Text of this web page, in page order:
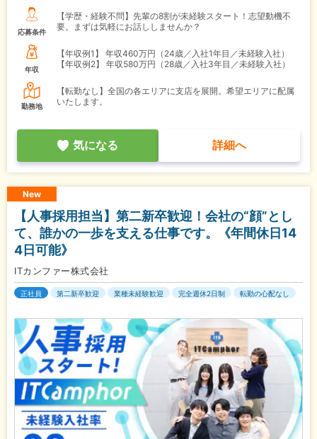
応募条件
【学歴・経験不問】先輩の8割が未経験スタート！志望動機不
要。まずは気軽にお話ししませんか？
年収
【年収例1】
年収460万円（24歳／入社1年目／未経験入社）
【年収例2】
年収580万円（28歳／入社3年目／未経験入社）
勤務地
【転勤なし】全国の各エリアに支店を展開。希望エリアに配属
いたします。
気になる 詳細へ
New
【人事採用担当】第二新卒歓迎！会社の“顔”とし
て、誰かの一歩を支える仕事です。《年間休日14
4日可能》
ITカンファー株式会社
正社員 第二新卒歓迎 業種未経験歓迎 完全週休2日制 転勤の心配なし